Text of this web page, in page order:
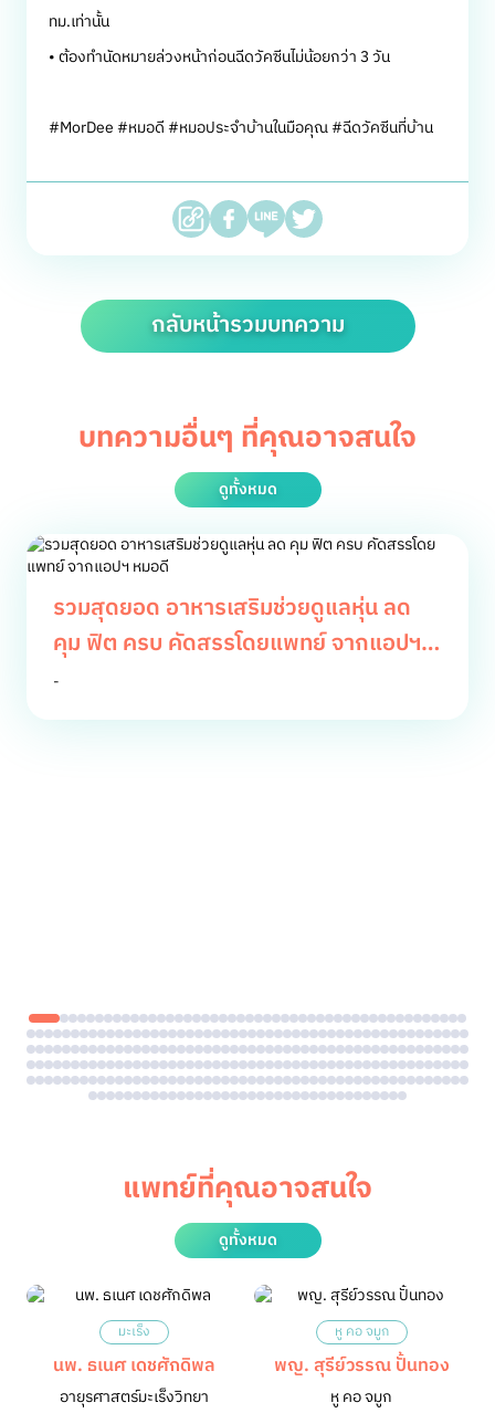
ทม.เท่านั้น
• ต้องทำนัดหมายล่วงหน้าก่อนฉีดวัคซีนไม่น้อยกว่า 3 วัน
#MorDee #หมอดี #หมอประจำบ้านในมือคุณ #ฉีดวัคซีนที่บ้าน
กลับหน้ารวมบทความ
บทความอื่นๆ ที่คุณอาจสนใจ
ดูทั้งหมด
รวมสุดยอด อาหารเสริมช่วยดูแลหุ่น ลด
คุม ฟิต ครบ คัดสรรโดยแพทย์ จากแอปฯ
หมอดี
-
แพทย์ที่คุณอาจสนใจ
ดูทั้งหมด
มะเร็ง
นพ. ธเนศ เดชศักดิพล
อายุรศาสตร์มะเร็งวิทยา
หู คอ จมูก
พญ. สุรีย์วรรณ ปั้นทอง
หู คอ จมูก